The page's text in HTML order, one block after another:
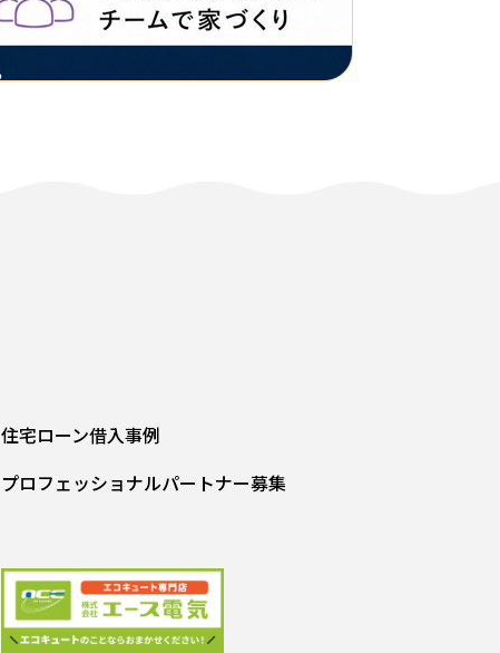
住宅ローン借入事例
プロフェッショナルパートナー募集